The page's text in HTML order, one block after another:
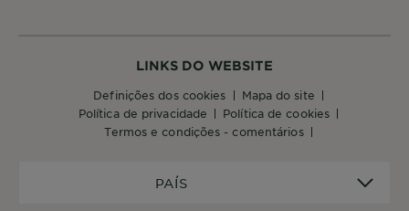
PAÍS
LINKS DO WEBSITE
definições dos cookies
mapa do site
política de privacidade
política de cookies
termos e condições - comentários